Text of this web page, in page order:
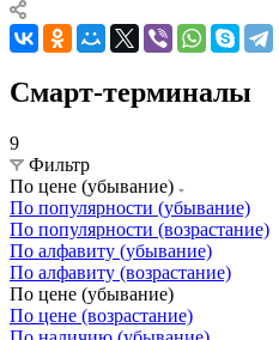
Смарт-терминалы
9
Фильтр
По цене (убывание)
По популярности (убывание)
По популярности (возрастание)
По алфавиту (убывание)
По алфавиту (возрастание)
По цене (убывание)
По цене (возрастание)